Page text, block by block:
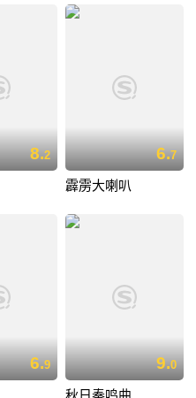
8.2 6.7
霹雳大喇叭
6.9 9.0